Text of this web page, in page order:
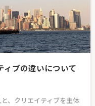
ィブの違いについて
、クリエイティブを主体